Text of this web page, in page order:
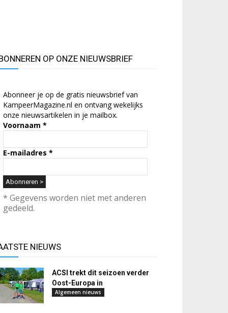
OP ONZE NIEUWSBRIEF
Abonneer je op de gratis nieuwsbrief van
KampeerMagazine.nl en ontvang wekelijks
onze nieuwsartikelen in je mailbox.
Voornaam *
E-mailadres *
* Gegevens worden niet met anderen
gedeeld.
NIEUWS
ACSI trekt dit seizoen verder
Oost-Europa in
Algemeen nieuws